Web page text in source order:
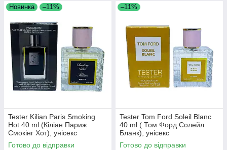
Новинка –11%
Tester Kilian Paris Smoking
Hot 40 ml (Кіліан Париж
Смокінг Хот), унісекс
Готово до відправки
–11%
Tester Tom Ford Soleil Blanc
40 ml ( Том Форд Солейл
Бланк), унісекс
Готово до відправки